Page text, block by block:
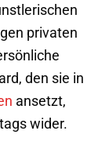
privaten
den sie in
ansetzt,
wider.